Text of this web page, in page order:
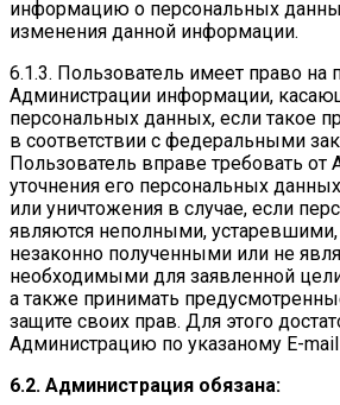
информацию о персональных
изменения данной информации.
6.1.3. Пользователь имеет право на
Администрации информации,
персональных данных, если такое
в соответствии с федеральными
Пользователь вправе требовать от
уточнения его персональных
или уничтожения в случае, если
являются неполными,
незаконно полученными или не
необходимыми для заявленной
а также принимать
защите своих прав. Для этого
Администрацию по указаному E-mail
6.2. Администрация обязана: